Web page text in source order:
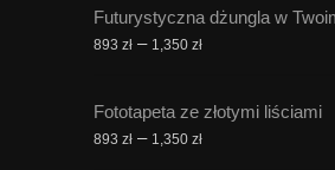
Futurystyczna dżungla w
893 zł – 1,350 złZakres
893 zł
Fototapeta ze złotymi liściami
893 zł – 1,350 złZakres